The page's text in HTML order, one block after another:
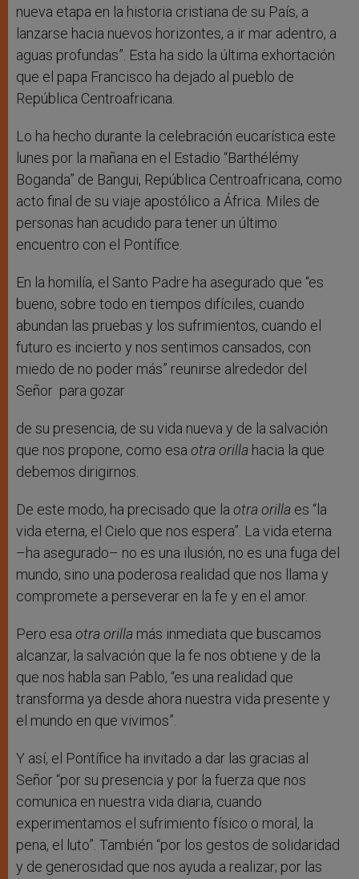
nueva etapa en la historia cristiana de su País, a
lanzarse hacia nuevos horizontes, a ir mar adentro, a
aguas profundas”. Esta ha sido la última exhortación
que el papa Francisco ha dejado al pueblo de
República Centroafricana.
Lo ha hecho durante la celebración eucarística este
lunes por la mañana en el Estadio “Barthélémy
Boganda” de Bangui, República Centroafricana, como
acto final de su viaje apostólico a África. Miles de
personas han acudido para tener un último
encuentro con el Pontífice.
En la homilía, el Santo Padre ha asegurado que “es
bueno, sobre todo en tiempos difíciles, cuando
abundan las pruebas y los sufrimientos, cuando el
futuro es incierto y nos sentimos cansados, con
miedo de no poder más” reunirse alrededor del
Señor para gozar
de su presencia, de su vida nueva y de la salvación
que nos propone, como esa otra orilla hacia la que
debemos dirigirnos.
De este modo, ha precisado que la otra orilla es “la
vida eterna, el Cielo que nos espera”. La vida eterna
–ha asegurado– no es una ilusión, no es una fuga del
mundo, sino una poderosa realidad que nos llama y
compromete a perseverar en la fe y en el amor.
Pero esa otra orilla más inmediata que buscamos
alcanzar, la salvación que la fe nos obtiene y de la
que nos habla san Pablo, “es una realidad que
transforma ya desde ahora nuestra vida presente y
el mundo en que vivimos”.
Y así, el Pontífice ha invitado a dar las gracias al
Señor “por su presencia y por la fuerza que nos
comunica en nuestra vida diaria, cuando
experimentamos el sufrimiento físico o moral, la
pena, el luto”. También “por los gestos de solidaridad
y de generosidad que nos ayuda a realizar; por las